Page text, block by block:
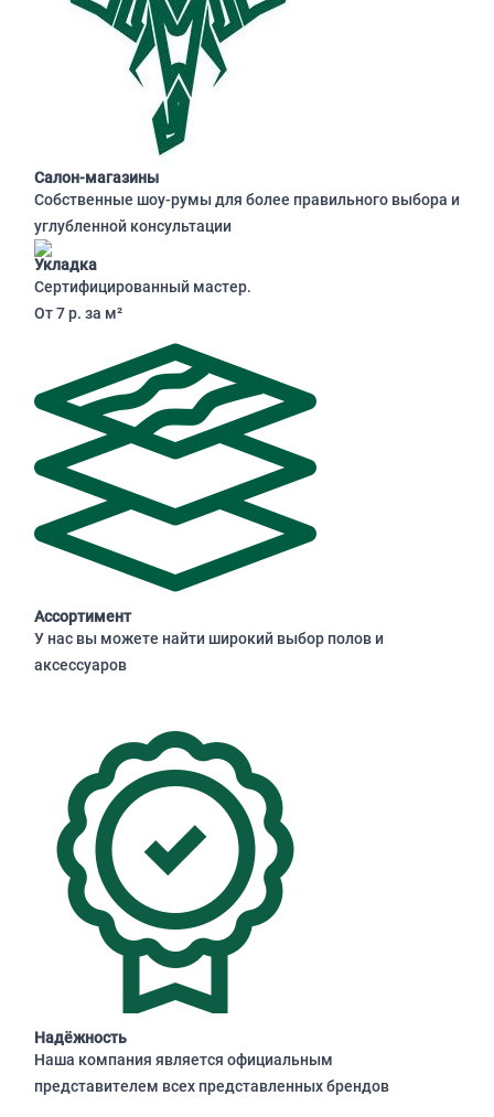
Салон-магазины
Собственные шоу-румы для более правильного выбора и
углубленной консультации
Укладка
Сертифицированный мастер.
От 7 р. за м²
Ассортимент
У нас вы можете найти широкий выбор полов и
аксессуаров
Надёжность
Наша компания является официальным
представителем всех представленных брендов